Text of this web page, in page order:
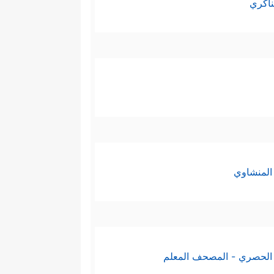
الحصري - المصحف المعلم